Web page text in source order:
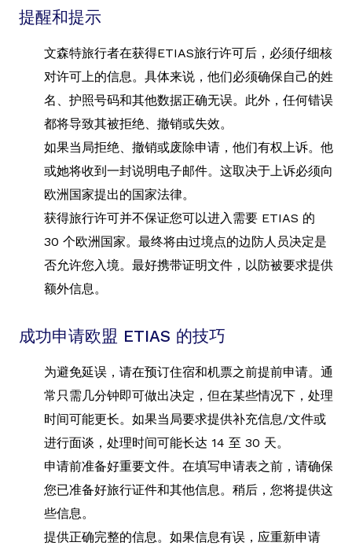
提醒和提示
文森特旅行者在获得ETIAS旅行许可后，必须仔细核
对许可上的信息。具体来说，他们必须确保自己的姓
名、护照号码和其他数据正确无误。此外，任何错误
都将导致其被拒绝、撤销或失效。
如果当局拒绝、撤销或废除申请，他们有权上诉。他
或她将收到一封说明电子邮件。这取决于上诉必须向
欧洲国家提出的国家法律。
获得旅行许可并不保证您可以进入需要 ETIAS 的
30 个欧洲国家。最终将由过境点的边防人员决定是
否允许您入境。最好携带证明文件，以防被要求提供
额外信息。
成功申请欧盟 ETIAS 的技巧
为避免延误，请在预订住宿和机票之前提前申请。通
常只需几分钟即可做出决定，但在某些情况下，处理
时间可能更长。如果当局要求提供补充信息/文件或
进行面谈，处理时间可能长达 14 至 30 天。
申请前准备好重要文件。在填写申请表之前，请确保
您已准备好旅行证件和其他信息。稍后，您将提供这
些信息。
提供正确完整的信息。如果信息有误，应重新申请